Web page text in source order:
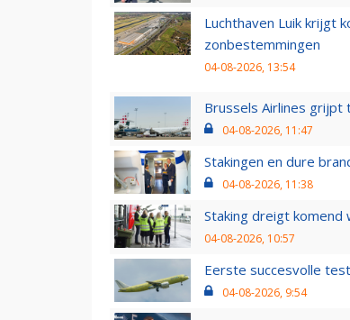
Luchthaven Luik krijgt
zonbestemmingen
04-08-2026, 13:54
Brussels Airlines
04-08-2026, 11:47
Stakingen en dure
04-08-2026, 11:38
Staking dreigt komend
04-08-2026, 10:57
Eerste succesvolle
04-08-2026, 9:54